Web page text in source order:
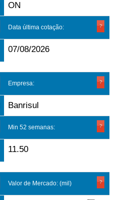
ON
Data última cotação:
07/08/2026
Empresa:
Banrisul
Min 52 semanas:
11.50
Valor de Mercado: (mil)